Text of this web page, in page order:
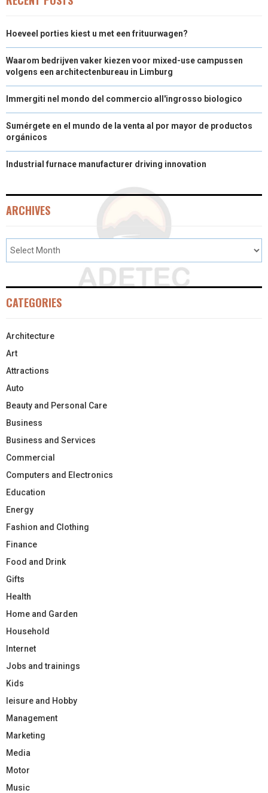
Hoeveel porties kiest u met een frituurwagen?
Waarom bedrijven vaker kiezen voor mixed-use campussen
volgens een architectenbureau in Limburg
Immergiti nel mondo del commercio all'ingrosso biologico
Sumérgete en el mundo de la venta al por mayor de productos
orgánicos
Industrial furnace manufacturer driving innovation
ARCHIVES
CATEGORIES
Architecture
Art
Attractions
Auto
Beauty and Personal Care
Business
Business and Services
Commercial
Computers and Electronics
Education
Energy
Fashion and Clothing
Finance
Food and Drink
Gifts
Health
Home and Garden
Household
Internet
Jobs and trainings
Kids
leisure and Hobby
Management
Marketing
Media
Motor
Music